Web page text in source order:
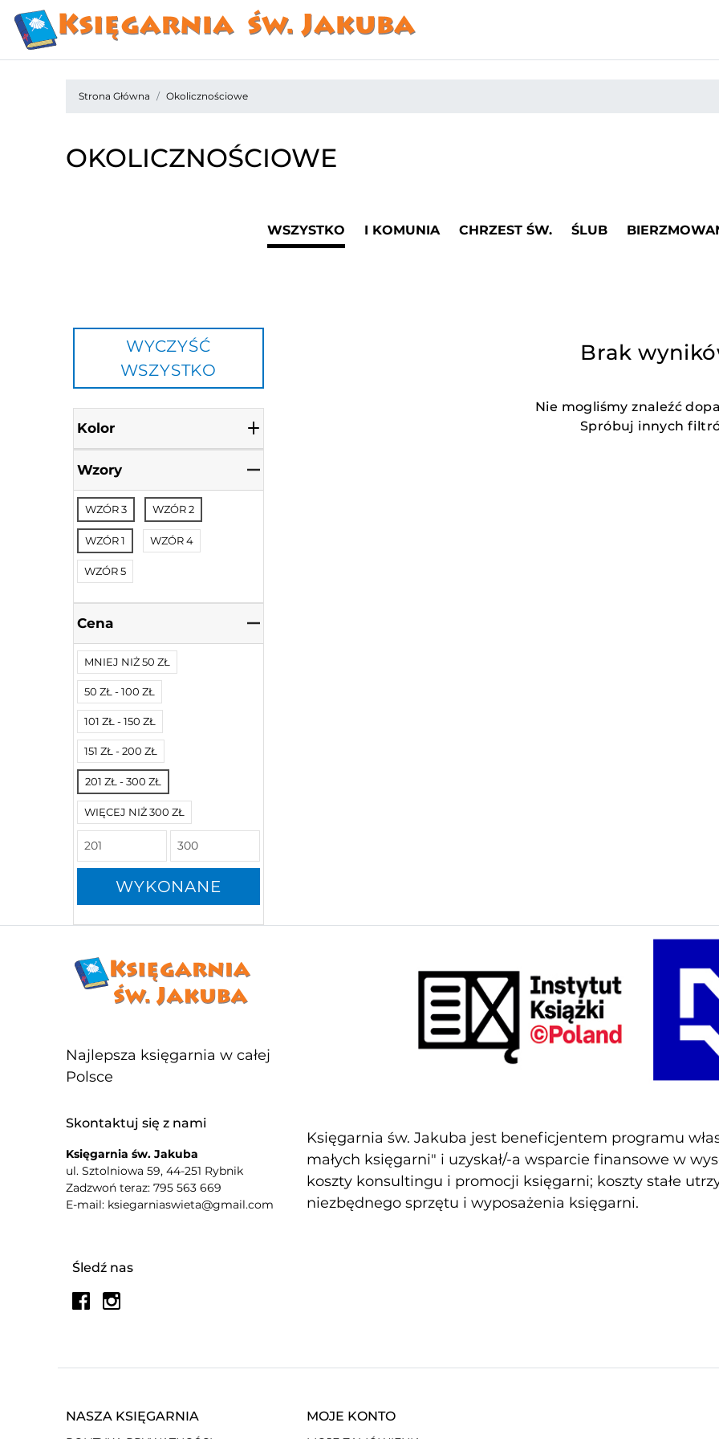
Strona Główna Okolicznościowe
OKOLICZNOŚCIOWE
WSZYSTKO I KOMUNIA CHRZEST ŚW. ŚLUB
WYCZYŚĆ
WSZYSTKO
Kolor
Wzory
WZÓR 3 WZÓR 2
WZÓR 1 WZÓR 4
WZÓR 5
Cena
MNIEJ NIŻ 50 ZŁ
50 ZŁ - 100 ZŁ
101 ZŁ - 150 ZŁ
151 ZŁ - 200 ZŁ
201 ZŁ - 300 ZŁ
WIĘCEJ NIŻ 300 ZŁ
WYKONANE
Brak
Nie mogliśmy znaleźć
Spróbuj innych
Najlepsza księgarnia w całej
Polsce
Śledź nas
Skontaktuj się z nami
Księgarnia św. Jakuba
ul. Sztolniowa 59, 44-251 Rybnik
Zadzwoń teraz: 795 563 669
E-mail: ksiegarniaswieta@gmail.com
Księgarnia św. Jakuba jest beneficjentem programu
małych księgarni" i uzyskał/-a wsparcie finansowe w
koszty konsultingu i promocji księgarni; koszty stałe
niezbędnego sprzętu i wyposażenia księgarni.
NASZA KSIĘGARNIA MOJE KONTO